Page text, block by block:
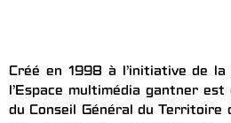
Créé en 1998 à l’initiative de la
l’Espace multimédia gantner
du Conseil Général du Territoire